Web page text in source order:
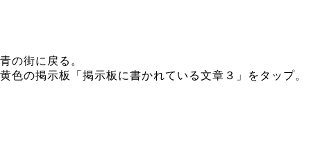
青の街に戻る。
黄色の掲示板「掲示板に書かれている文章３」をタップ。